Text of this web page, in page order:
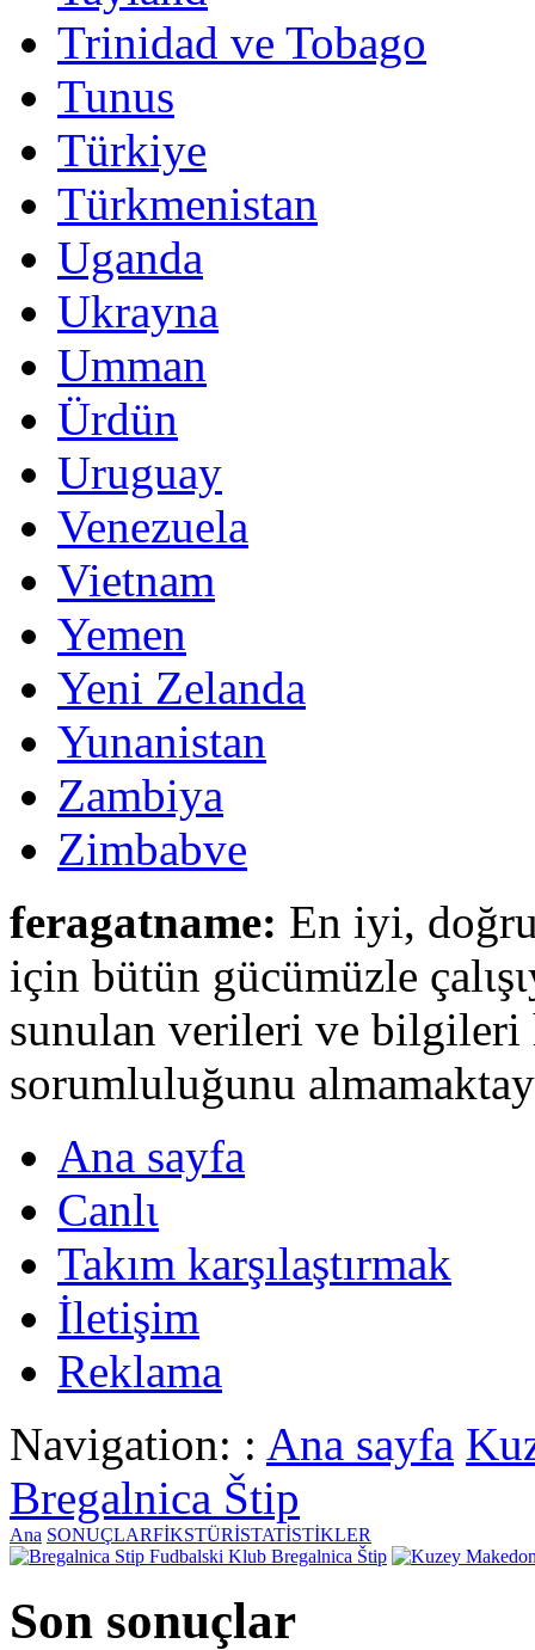
Trinidad ve Tobago
Tunus
Türkiye
Türkmenistan
Uganda
Ukrayna
Umman
Ürdün
Uruguay
Venezuela
Vietnam
Yemen
Yeni Zelanda
Yunanistan
Zambiya
Zimbabve
feragatname: En iyi,
için bütün gücümüzle
sunulan verileri ve bilgileri
sorumluluğunu
Ana sayfa
Canlι
Takım karşılaştırmak
İletişim
Reklama
Navigation: : Ana sayfa
Bregalnica Štip
Ana SONUÇLARFİKSTÜRİSTATİSTİKLER
Fudbalski Klub Bregalnica Štip
Son sonuçlar